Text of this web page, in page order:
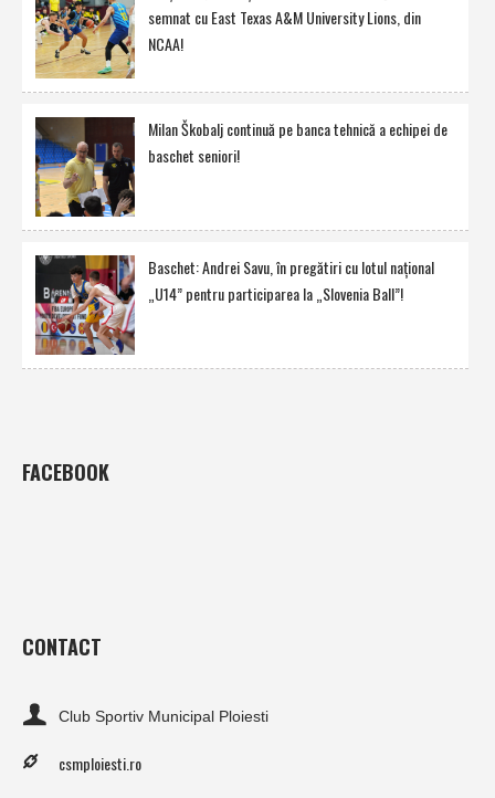
semnat cu East Texas A&M University Lions, din
NCAA!
Milan Škobalj continuă pe banca tehnică a echipei de
baschet seniori!
Baschet: Andrei Savu, în pregătiri cu lotul naţional
„U14” pentru participarea la „Slovenia Ball”!
FACEBOOK
CONTACT
Club Sportiv Municipal Ploiesti
csmploiesti.ro